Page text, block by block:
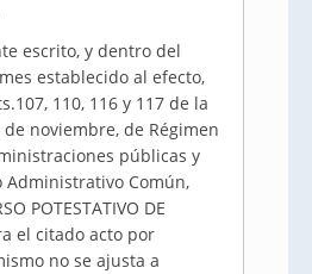
escrito, y dentro del
establecido al efecto,
110, 116 y 117 de la
de noviembre, de Régimen
públicas y
Administrativo Común,
POTESTATIVO DE
el citado acto por
no se ajusta a